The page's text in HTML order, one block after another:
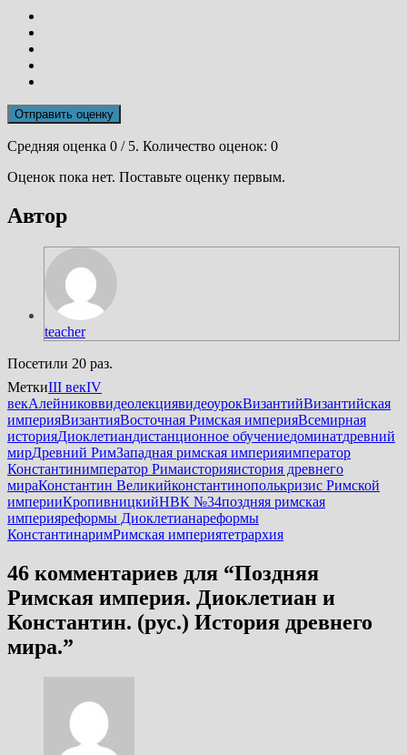
Отправить оценку
Средняя оценка 0 / 5. Количество оценок: 0
Оценок пока нет. Поставьте оценку первым.
Автор
teacher
Посетили 20 раз.
МеткиIII векIV
векАлейниковвидеолекциявидеоурокВизантийВизантийская
империяВизантияВосточная Римская империяВсемирная
историяДиоклетиандистанционное обучениедоминатдревний
мирДревний РимЗападная римская империяимператор
Константинимператор Римаисторияистория древнего
мираКонстантин Великийконстантинополькризис Римской
империиКропивницкийНВК №34поздняя римская
империяреформы Диоклетианареформы
КонстантинаримРимская империятетрархия
46 комментариев для “Поздняя
Римская империя. Диоклетиан и
Константин. (рус.) История древнего
мира.”